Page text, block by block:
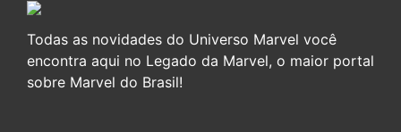
Todas as novidades do Universo Marvel você
encontra aqui no Legado da Marvel, o maior portal
sobre Marvel do Brasil!